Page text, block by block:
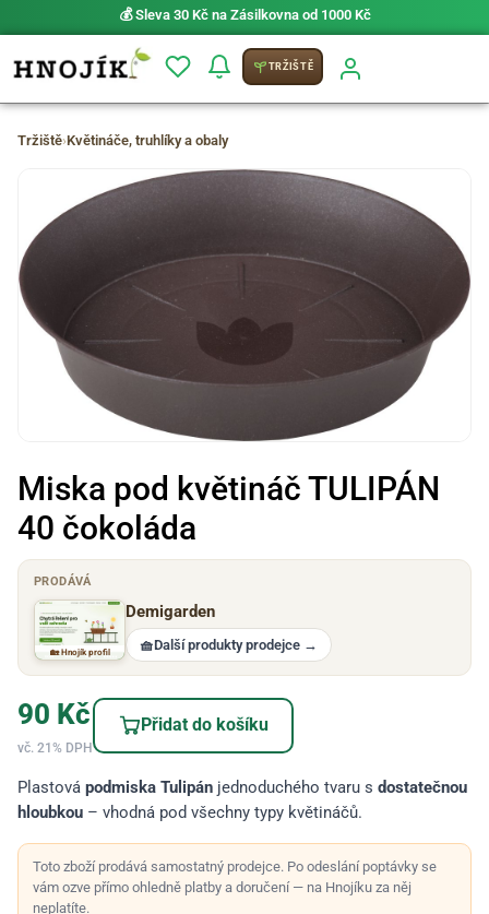
💰 Sleva 30 Kč na Zásilkovna od 1000 Kč
TRŽIŠTĚ
Tržiště›Květináče, truhlíky a obaly
Miska pod květináč TULIPÁN
40 čokoláda
PRODÁVÁ
🏡 Hnojík profil
Demigarden
🧺Další produkty prodejce →
90 Kč
vč. 21% DPH
Přidat do košíku
Plastová podmiska Tulipán jednoduchého tvaru s dostatečnou
hloubkou – vhodná pod všechny typy květináčů.
Toto zboží prodává samostatný prodejce. Po odeslání poptávky se
vám ozve přímo ohledně platby a doručení — na Hnojíku za něj
neplatíte.